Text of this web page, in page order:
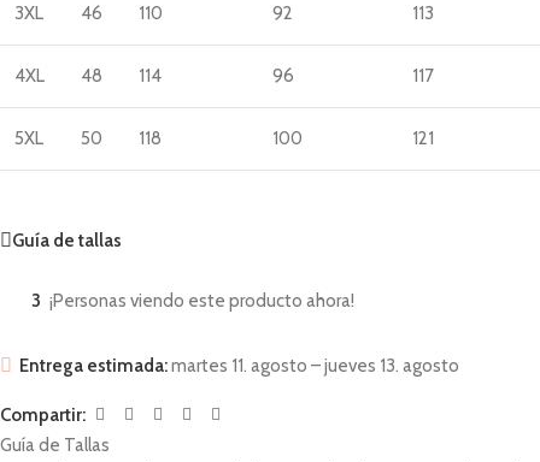
3XL 46 110 92 113
4XL 48 114 96 117
5XL 50 118 100 121
Guía de tallas
3 ¡Personas viendo este producto ahora!
Entrega estimada:martes 11. agosto – jueves 13. agosto
Compartir:
Guía de Tallas